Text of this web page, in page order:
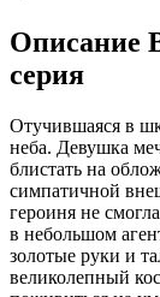
Описание
серия
Отучившаяся в
неба. Девушка
блистать на
симпатичной
героиня не
в небольшом
золотые руки и
великолепный